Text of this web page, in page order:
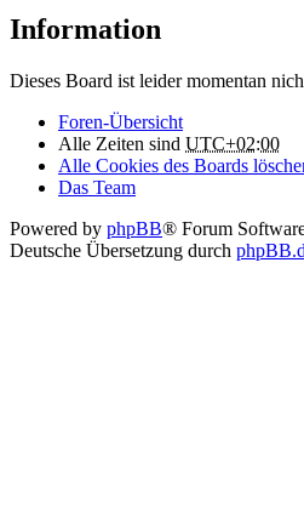
Information
Dieses Board ist leider momentan
Foren-Übersicht
Alle Zeiten sind UTC+02:00
Alle Cookies des Boards
Das Team
Powered by phpBB® Forum
Deutsche Übersetzung durch